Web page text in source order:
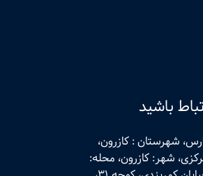
باشید
شهرستان : کازرون،
شهر: کازرون، محله: